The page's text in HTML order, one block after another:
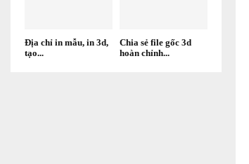
Địa chỉ in mẫu, in 3d,
tạo...
Chia sẻ file gốc 3d
hoàn chỉnh...